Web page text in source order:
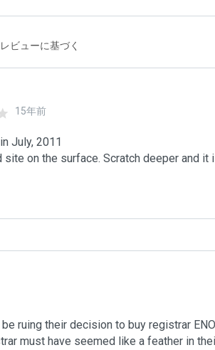
ビューに基づく
15年前
July, 2011
on the surface. Scratch deeper and it
ruing their decision to buy registrar
must have seemed like a feather in